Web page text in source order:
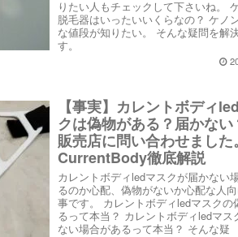
りたい人もチェックして下さいね。
脱毛器はいったいいくらなの？ ケノ
な値段が知りたい。 そんな疑問を解
す。
【事実】カレントボディ
クは偽物がある？届かない
販売店に問い合わせました。
CurrentBody徹底解説
カレントボディledマスクが届かない
るのか心配、偽物がないか心配な人
事です。 カレントボディledマスクの
るって本当？ カレントボディledマス
ない場合があるって本当？ そんな疑